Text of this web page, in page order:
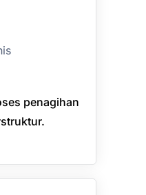
penagihan